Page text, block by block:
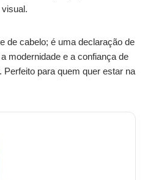
de cabelo; é uma declaração de
modernidade e a confiança de
para quem quer estar na